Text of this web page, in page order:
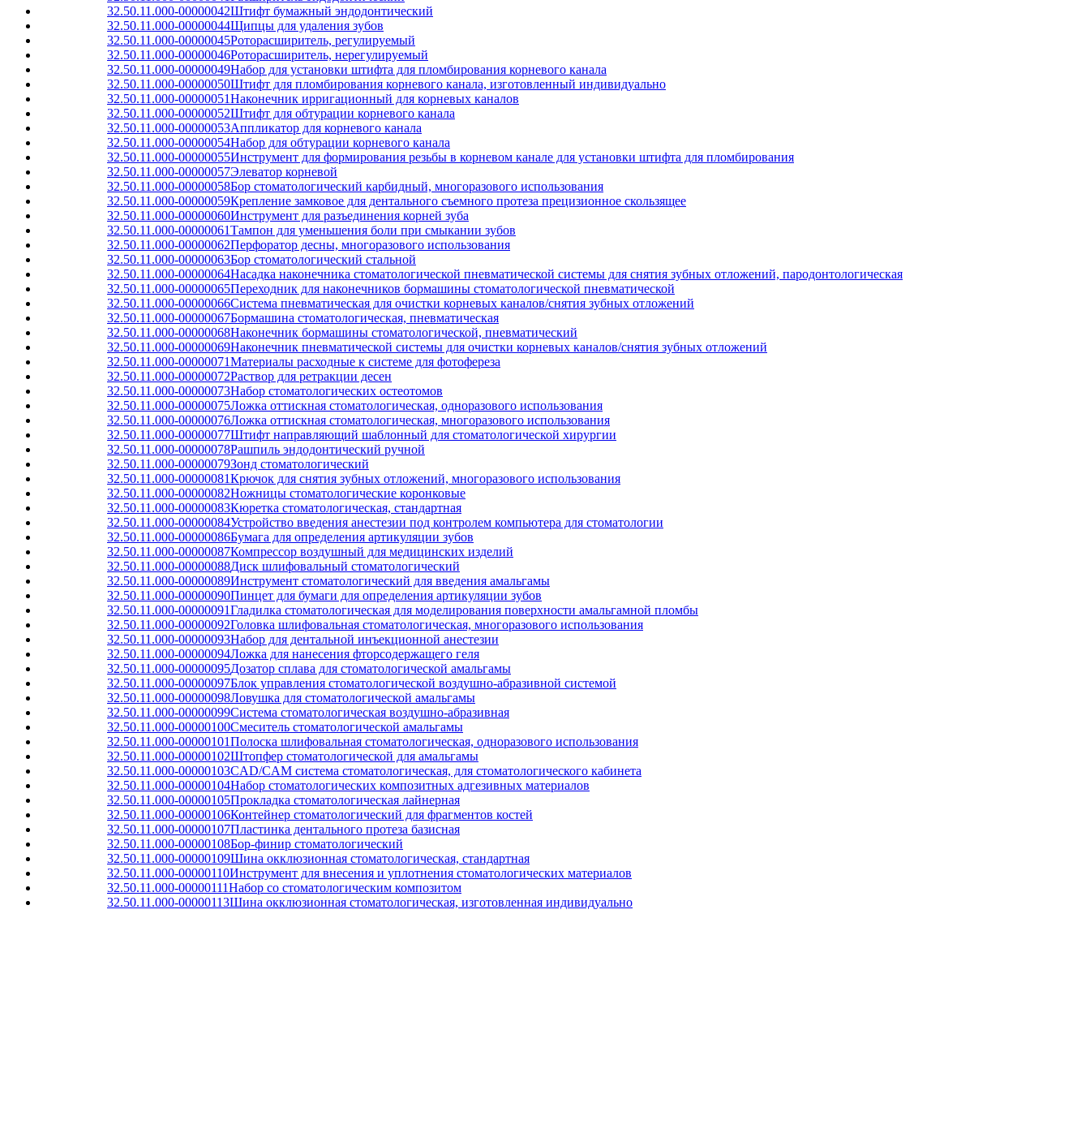
32.50.11.000-00000042Штифт бумажный эндодонтический
32.50.11.000-00000044Щипцы для удаления зубов
32.50.11.000-00000045Роторасширитель, регулируемый
32.50.11.000-00000046Роторасширитель, нерегулируемый
32.50.11.000-00000049Набор для установки штифта для пломбирования корневого канала
32.50.11.000-00000050Штифт для пломбирования корневого канала, изготовленный индивидуально
32.50.11.000-00000051Наконечник ирригационный для корневых каналов
32.50.11.000-00000052Штифт для обтурации корневого канала
32.50.11.000-00000053Аппликатор для корневого канала
32.50.11.000-00000054Набор для обтурации корневого канала
32.50.11.000-00000055Инструмент для формирования резьбы в корневом канале для установки штифта для пломбирования
32.50.11.000-00000057Элеватор корневой
32.50.11.000-00000058Бор стоматологический карбидный, многоразового использования
32.50.11.000-00000059Крепление замковое для дентального съемного протеза прецизионное скользящее
32.50.11.000-00000060Инструмент для разъединения корней зуба
32.50.11.000-00000061Тампон для уменьшения боли при смыкании зубов
32.50.11.000-00000062Перфоратор десны, многоразового использования
32.50.11.000-00000063Бор стоматологический стальной
32.50.11.000-00000064Насадка наконечника стоматологической пневматической системы для снятия зубных отложений, пародонтологическая
32.50.11.000-00000065Переходник для наконечников бормашины стоматологической пневматической
32.50.11.000-00000066Система пневматическая для очистки корневых каналов/снятия зубных отложений
32.50.11.000-00000067Бормашина стоматологическая, пневматическая
32.50.11.000-00000068Наконечник бормашины стоматологической, пневматический
32.50.11.000-00000069Наконечник пневматической системы для очистки корневых каналов/снятия зубных отложений
32.50.11.000-00000071Материалы расходные к системе для фотофереза
32.50.11.000-00000072Раствор для ретракции десен
32.50.11.000-00000073Набор стоматологических остеотомов
32.50.11.000-00000075Ложка оттискная стоматологическая, одноразового использования
32.50.11.000-00000076Ложка оттискная стоматологическая, многоразового использования
32.50.11.000-00000077Штифт направляющий шаблонный для стоматологической хирургии
32.50.11.000-00000078Рашпиль эндодонтический ручной
32.50.11.000-00000079Зонд стоматологический
32.50.11.000-00000081Крючок для снятия зубных отложений, многоразового использования
32.50.11.000-00000082Ножницы стоматологические коронковые
32.50.11.000-00000083Кюретка стоматологическая, стандартная
32.50.11.000-00000084Устройство введения анестезии под контролем компьютера для стоматологии
32.50.11.000-00000086Бумага для определения артикуляции зубов
32.50.11.000-00000087Компрессор воздушный для медицинских изделий
32.50.11.000-00000088Диск шлифовальный стоматологический
32.50.11.000-00000089Инструмент стоматологический для введения амальгамы
32.50.11.000-00000090Пинцет для бумаги для определения артикуляции зубов
32.50.11.000-00000091Гладилка стоматологическая для моделирования поверхности амальгамной пломбы
32.50.11.000-00000092Головка шлифовальная стоматологическая, многоразового использования
32.50.11.000-00000093Набор для дентальной инъекционной анестезии
32.50.11.000-00000094Ложка для нанесения фторсодержащего геля
32.50.11.000-00000095Дозатор сплава для стоматологической амальгамы
32.50.11.000-00000097Блок управления стоматологической воздушно-абразивной системой
32.50.11.000-00000098Ловушка для стоматологической амальгамы
32.50.11.000-00000099Система стоматологическая воздушно-абразивная
32.50.11.000-00000100Смеситель стоматологической амальгамы
32.50.11.000-00000101Полоска шлифовальная стоматологическая, одноразового использования
32.50.11.000-00000102Штопфер стоматологической для амальгамы
32.50.11.000-00000103CAD/CAM система стоматологическая, для стоматологического кабинета
32.50.11.000-00000104Набор стоматологических композитных адгезивных материалов
32.50.11.000-00000105Прокладка стоматологическая лайнерная
32.50.11.000-00000106Контейнер стоматологический для фрагментов костей
32.50.11.000-00000107Пластинка дентального протеза базисная
32.50.11.000-00000108Бор-финир стоматологический
32.50.11.000-00000109Шина окклюзионная стоматологическая, стандартная
32.50.11.000-00000110Инструмент для внесения и уплотнения стоматологических материалов
32.50.11.000-00000111Набор со стоматологическим композитом
32.50.11.000-00000113Шина окклюзионная стоматологическая, изготовленная индивидуально